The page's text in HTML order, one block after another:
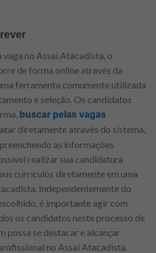
vaga no Assaí Atacadista, o
de forma online através da
ferramenta comumente utilizada
e seleção. Os candidatos
buscar pelas vagas
diretamente através do sistema,
as informações
realizar sua candidatura
currículos diretamente em uma
Independentemente do
é importante agir com
os candidatos neste processo de
possa se destacar e alcançar
no Assaí Atacadista.